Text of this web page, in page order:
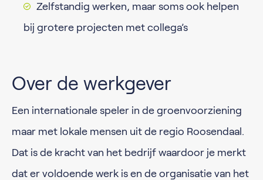
Zelfstandig werken, maar soms ook helpen
bij grotere projecten met collega’s
Over de werkgever
Een internationale speler in de groenvoorziening
maar met lokale mensen uit de regio Roosendaal.
Dat is de kracht van het bedrijf waardoor je merkt
dat er voldoende werk is en de organisatie van het